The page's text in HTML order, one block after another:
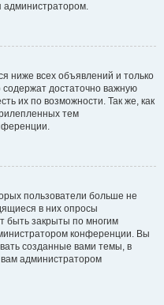
администратором.
ниже всех объявлений и только
достаточно важную
их по возможности. Так же, как
тем
пользователи больше не
в них опросы
быть закрыты по многим
конференции. Вы
созданные вами темы, в
администратором